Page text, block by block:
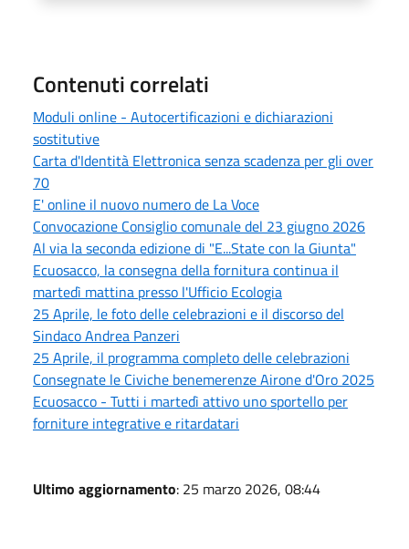
Contenuti correlati
Moduli online - Autocertificazioni e dichiarazioni
sostitutive
Carta d'Identità Elettronica senza scadenza per gli over
70
E' online il nuovo numero de La Voce
Convocazione Consiglio comunale del 23 giugno 2026
Al via la seconda edizione di "E...State con la Giunta"
Ecuosacco, la consegna della fornitura continua il
martedì mattina presso l'Ufficio Ecologia
25 Aprile, le foto delle celebrazioni e il discorso del
Sindaco Andrea Panzeri
25 Aprile, il programma completo delle celebrazioni
Consegnate le Civiche benemerenze Airone d'Oro 2025
Ecuosacco - Tutti i martedì attivo uno sportello per
forniture integrative e ritardatari
Ultimo aggiornamento: 25 marzo 2026, 08:44